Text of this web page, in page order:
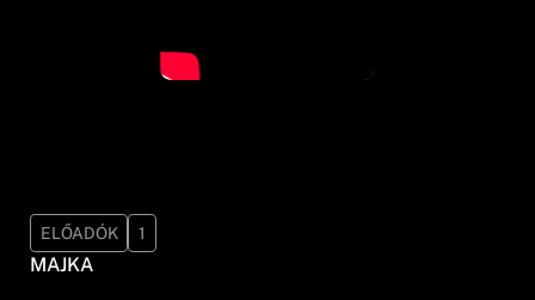
ELŐADÓK 1
MAJKA